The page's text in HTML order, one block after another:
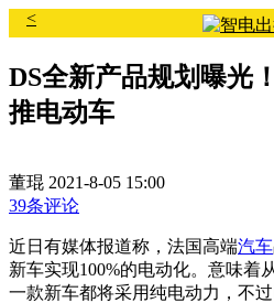
<
DS全新产品规划曝光
推电动车
董琨 2021-8-05 15:00
39条评论
近日有媒体报道称，法国高端汽车
新车实现100%的电动化。意味着
一款新车都将采用纯电动力，不